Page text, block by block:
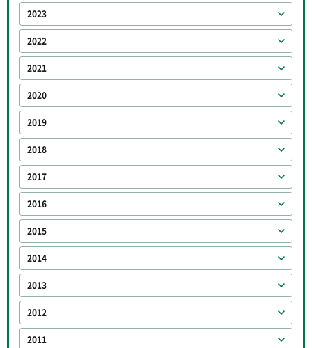
2023
2022
2021
2020
2019
2018
2017
2016
2015
2014
2013
2012
2011